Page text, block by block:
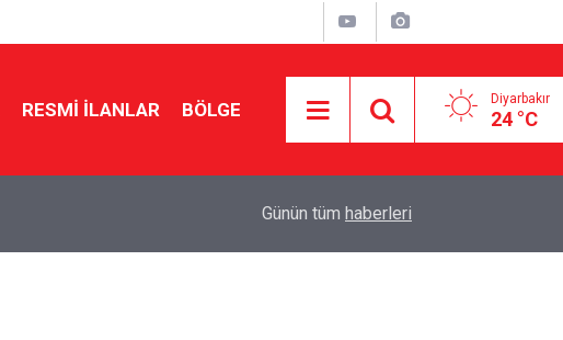
RESMI İLANLAR BÖLGE Diyarbakır
24 °C
Diyarbakır’da geçici satış fuarlarına tepki
Günün tüm haberleri